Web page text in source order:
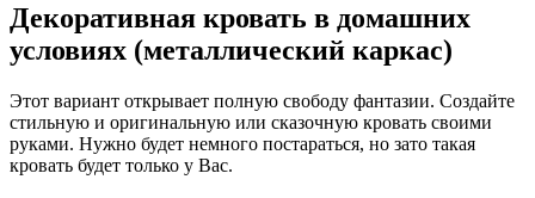
Декоративная кровать в домашних
условиях (металлический каркас)
Этот вариант открывает полную свободу фантазии. Создайте
стильную и оригинальную или сказочную кровать своими
руками. Нужно будет немного постараться, но зато такая
кровать будет только у Вас.